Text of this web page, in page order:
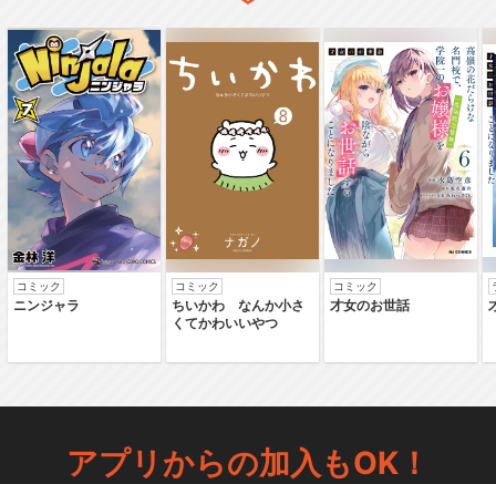
サクラ大戦 ニューヨーク・
紐育
新サクラ大戦 the Animation
コミック
ニンジャラ
コミック
ちいかわ なんか小さ
くてかわいいやつ
コミック
才女のお世話
アプリからの加入もOK！